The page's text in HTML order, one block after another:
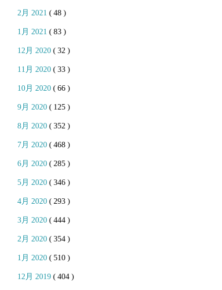
2月 2021( 48 )
1月 2021( 83 )
12月 2020( 32 )
11月 2020( 33 )
10月 2020( 66 )
9月 2020( 125 )
8月 2020( 352 )
7月 2020( 468 )
6月 2020( 285 )
5月 2020( 346 )
4月 2020( 293 )
3月 2020( 444 )
2月 2020( 354 )
1月 2020( 510 )
12月 2019( 404 )